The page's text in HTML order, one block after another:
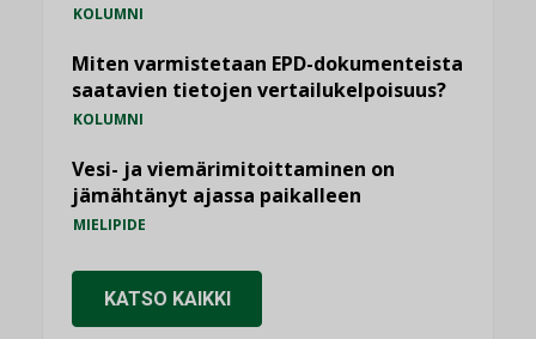
KOLUMNI
Miten varmistetaan EPD-dokumenteista
saatavien tietojen vertailukelpoisuus?
KOLUMNI
Vesi- ja viemärimitoittaminen on
jämähtänyt ajassa paikalleen
MIELIPIDE
KATSO KAIKKI